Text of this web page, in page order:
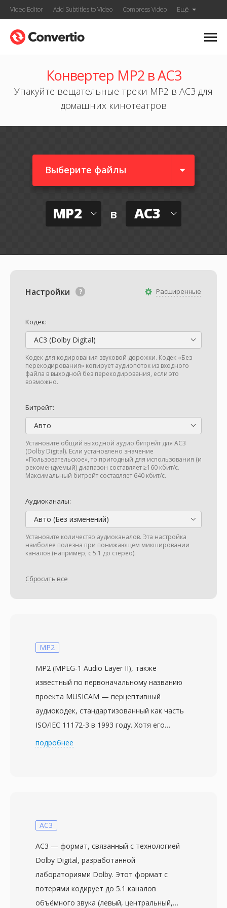
Video Editor Add Subtitles to Video Compress Video Ещё
Конвертер MP2 в AC3
Упакуйте вещательные треки MP2 в AC3 для
домашних кинотеатров
Выберите файлы
MP2 в AC3
Расширенные
Настройки
Кодек:
AC3 (Dolby Digital)
Кодек для кодирования звуковой дорожки. Кодек «Без
перекодирования» копирует аудиопоток из входного
файла в выходной без перекодирования, если это
возможно.
Битрейт:
Авто
Установите общий выходной аудио битрейт для AC3
(Dolby Digital). Если установлено значение
«Пользовательское», то пригодный для использования (и
рекомендуемый) диапазон составляет ≥160 кбит/с.
Максимальный битрейт составляет 640 кбит/с.
Аудиоканалы:
Авто (Без изменений)
Установите количество аудиоканалов. Эта настройка
наиболее полезна при понижающем микшировании
каналов (например, с 5.1 до стерео).
Сбросить все
MP2
MP2 (MPEG-1 Audio Layer II), также
известный по первоначальному названию
проекта MUSICAM — перцептивный
аудиокодек, стандартизованный как часть
ISO/IEC 11172-3 в 1993 году. Хотя его
преемник MP3 завоевал внимание
психоакустическую модель для определения
кодирует каждую подполосу по Хаффману.
Типичные вещательные конфигурации
используют 192-384 кбит/с для стерео,
обеспечивая прозрачное качество при
подробнее
AC3
AC3 — формат, связанный с технологией
Dolby Digital, разработанной
лабораториями Dolby. Этот формат с
потерями кодирует до 5.1 каналов
объёмного звука (левый, центральный,